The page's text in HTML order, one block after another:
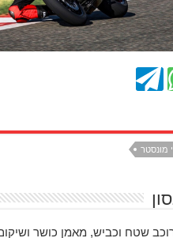
מונסטר
שטח וכביש, מאמן כושר